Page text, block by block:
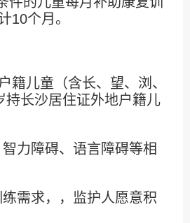
10个月。
籍儿童（含长、望、浏、
持长沙居住证外地户籍儿
智力障碍、语言障碍等相
需求，，监护人愿意积